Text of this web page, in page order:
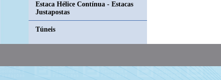
Estaca Hélice Contínua - Estacas
Justapostas
Túneis